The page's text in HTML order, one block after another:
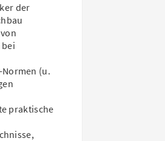
der
Normen (u.
praktische